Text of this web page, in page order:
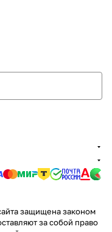
защищена законом
за собой право